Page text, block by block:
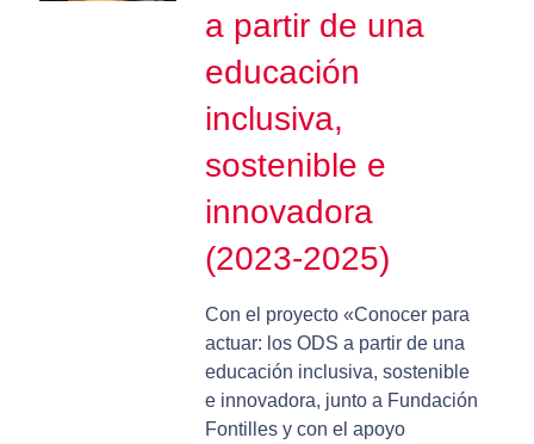
a partir de una
educación
inclusiva,
sostenible e
innovadora
(2023-2025)
Con el proyecto «Conocer para
actuar: los ODS a partir de una
educación inclusiva, sostenible
e innovadora, junto a Fundación
Fontilles y con el apoyo